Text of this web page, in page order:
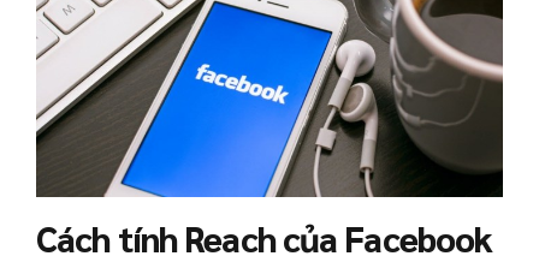
Cách tính Reach của Facebook